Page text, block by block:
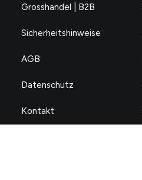
Grosshandel | B2B
Sicherheitshinweise
AGB
Datenschutz
Kontakt